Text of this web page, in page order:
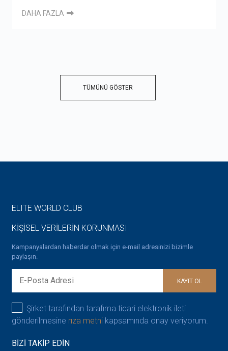
DAHA FAZLA
TÜMÜNÜ GÖSTER
ELITE WORLD CLUB
KİŞİSEL VERİLERİN KORUNMASI
Kampanyalardan haberdar olmak için e-mail adresinizi bizimle
paylaşın.
KAYIT OL
Şirket tarafından tarafıma ticari elektronik ileti
gönderilmesine rıza metni kapsamında onay veriyorum.
BİZİ TAKİP EDİN